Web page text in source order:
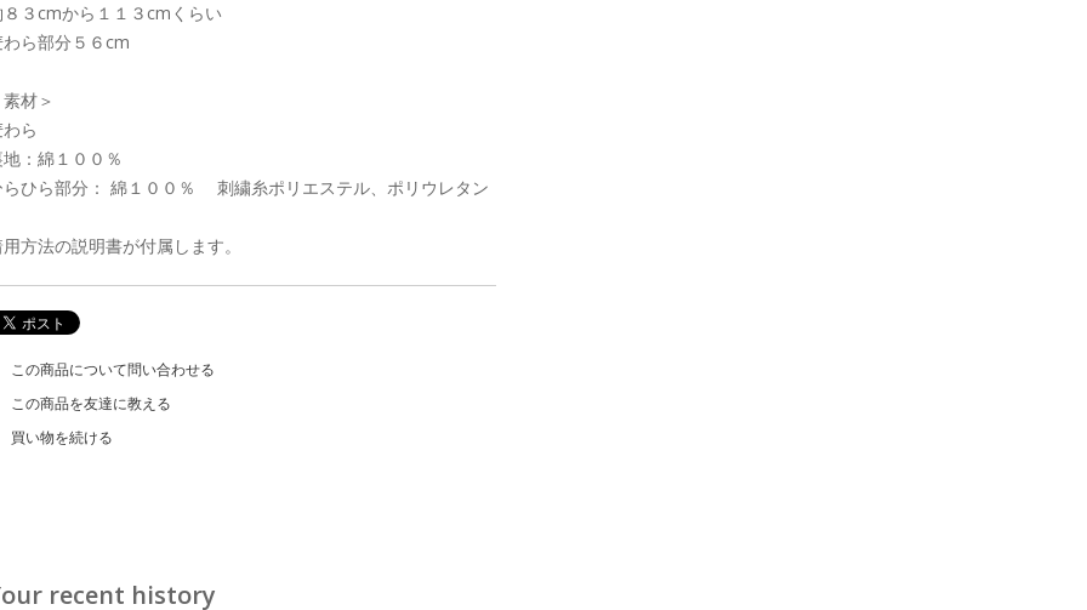
３cmから１１３cmくらい
ら部分５６cm
材＞
ら
：綿１００％
らひら部分： 綿１００％ 刺繍糸ポリエステル、ポリウレタン
方法の説明書が付属します。
この商品について問い合わせる
この商品を友達に教える
買い物を続ける
recent history